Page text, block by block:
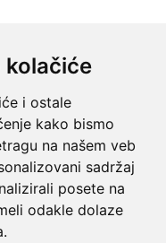
kolačiće
i ostale
kako bismo
na našem veb
sadržaj
posete na
odakle dolaze
Srbije, regiona i sveta.